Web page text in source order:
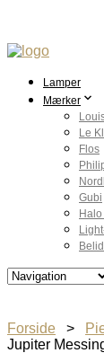
Lamper
Mærker
Le
Flos
Gubi
Belid
Forside >
Jupiter